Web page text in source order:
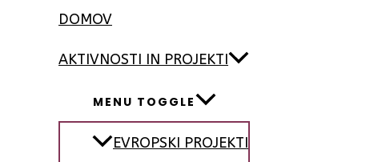
DOMOV
AKTIVNOSTI IN PROJEKTI
MENU TOGGLE
EVROPSKI PROJEKTI